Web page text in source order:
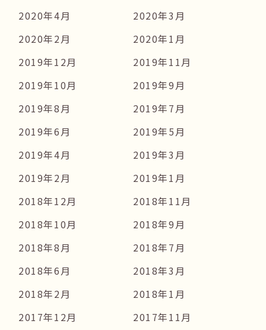
2020年4月
2020年3月
2020年2月
2020年1月
2019年12月
2019年11月
2019年10月
2019年9月
2019年8月
2019年7月
2019年6月
2019年5月
2019年4月
2019年3月
2019年2月
2019年1月
2018年12月
2018年11月
2018年10月
2018年9月
2018年8月
2018年7月
2018年6月
2018年3月
2018年2月
2018年1月
2017年12月
2017年11月